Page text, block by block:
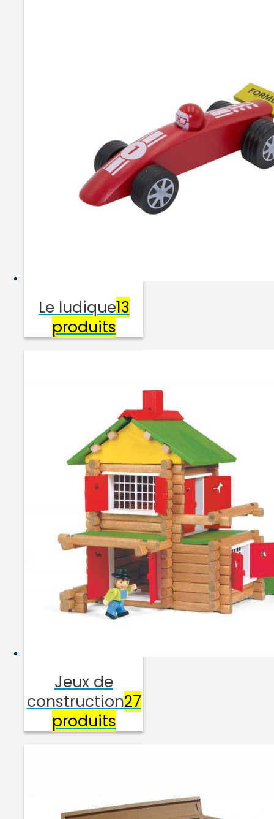
Le ludique13
produits
Jeux de
construction27
produits